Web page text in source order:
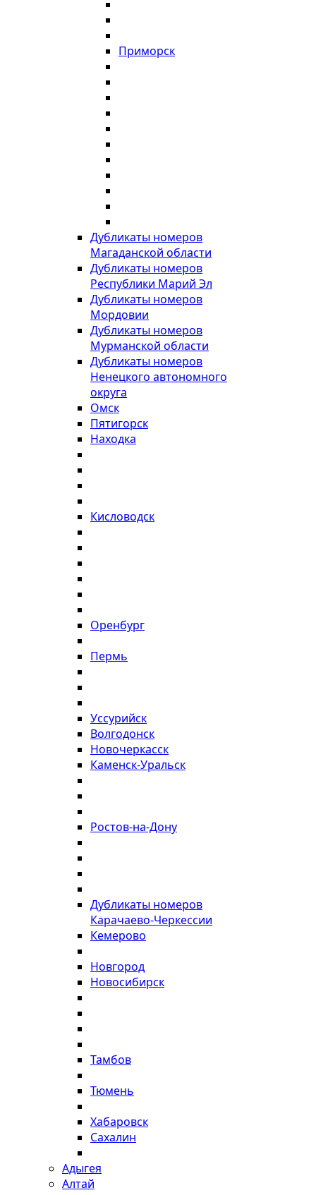
Приморск
Дубликаты номеров
Магаданской области
Дубликаты номеров
Республики Марий Эл
Дубликаты номеров
Мордовии
Дубликаты номеров
Мурманской области
Дубликаты номеров
Ненецкого автономного
округа
Омск
Пятигорск
Находка
Кисловодск
Оренбург
Пермь
Уссурийск
Волгодонск
Новочеркасск
Каменск-Уральск
Ростов-на-Дону
Дубликаты номеров
Карачаево-Черкессии
Кемерово
Новгород
Новосибирск
Тамбов
Тюмень
Хабаровск
Сахалин
Адыгея
Алтай